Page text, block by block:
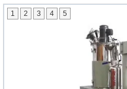
1 2 3 4 5